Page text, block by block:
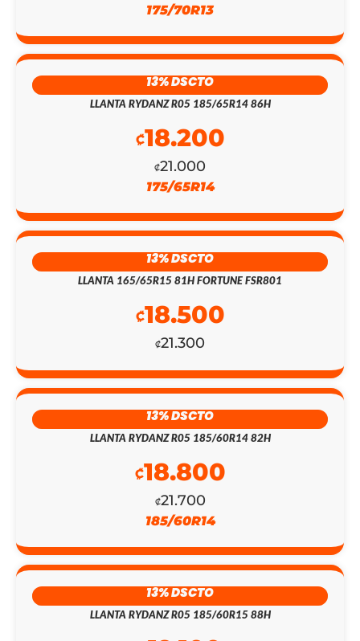
175/70R13
13% DSCTO
LLANTA RYDANZ R05 185/65R14 86H
₡21.000
₡18.200
175/65R14
13% DSCTO
LLANTA 165/65R15 81H FORTUNE FSR801
₡21.300
₡18.500
13% DSCTO
LLANTA RYDANZ R05 185/60R14 82H
₡21.700
₡18.800
185/60R14
13% DSCTO
LLANTA RYDANZ R05 185/60R15 88H
PRECIO
ORIGINAL
PRECIO
ACTUAL